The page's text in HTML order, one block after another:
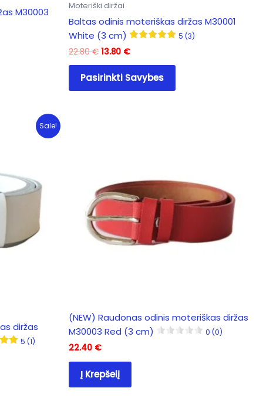
M30003 Moteriški diržai
Baltas odinis moteriškas diržas M30001
White (3 cm)
5 (3)
22.80€ Original
was:
22.80 €.
13.80 €Current
13.80 €.
Pasirinkti Savybes
This
be
on
Sale!
diržas
5 (1)
(NEW) Raudonas odinis moteriškas diržas
M30003 Red (3 cm)
0 (0)
22.40 €
Į Krepšelį